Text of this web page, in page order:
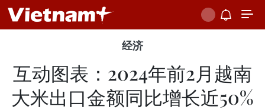
经济
互动图表：2024年前2月越南
大米出口金额同比增长近50%